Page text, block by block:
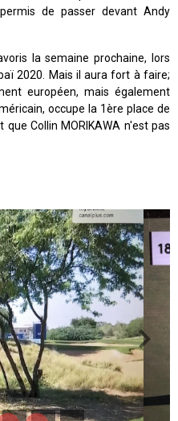
de passer devant Andy
la semaine prochaine, lors
2020. Mais il aura fort à faire;
européen, mais également
occupe la 1ère place de
que Collin MORIKAWA n'est pas